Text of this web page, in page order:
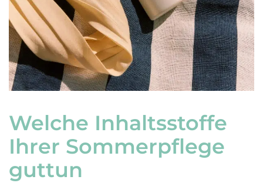
Welche Inhaltsstoffe
Ihrer Sommerpflege
guttun